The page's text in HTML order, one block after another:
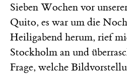
Sieben Wochen vor
Quito, es war um die
Heiligabend herum, rief
Stockholm an und
Frage, welche